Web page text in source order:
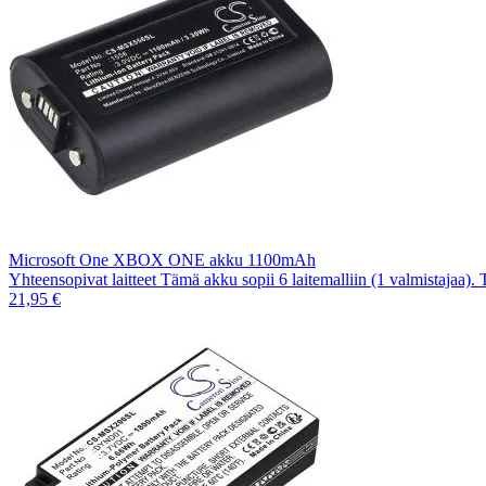
Microsoft One XBOX ONE akku 1100mAh
Yhteensopivat laitteet Tämä akku sopii 6 laitemalliin (1 valmistajaa).
21,95 €